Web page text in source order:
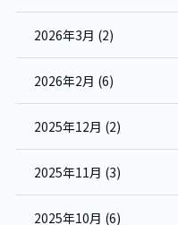
2026年3月 (2)
2026年2月 (6)
2025年12月 (2)
2025年11月 (3)
2025年10月 (6)